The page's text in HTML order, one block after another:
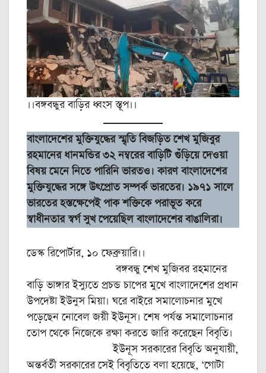
।।বঙ্গবন্ধুর বাড়ির ধ্বংস স্তূপ।।
বাংলাদেশের মুক্তিযুদ্ধের স্মৃতি বিজড়িত শেখ মুজিবুর
রহমানের ধানমন্ডির ৩২ নম্বরের বাড়িটি গুঁড়িয়ে দেওয়া
বিষয় মেনে নিতে পারিনি ভারতও। কারণ বাংলাদেশের
মুক্তিযুদ্ধের সঙ্গে উৎপ্রোত সম্পর্ক ভারতের। ১৯৭১ সালে
ভারতের হস্তক্ষেপেই পাক শক্তিকে পরাভূত করে
স্বাধীনতার স্বর্গ সুখ পেয়েছিল বাংলাদেশের বাঙালিরা।
ডেস্ক রিপোর্টার, ১০ ফেব্রুয়ারি।।
বঙ্গবন্ধু শেখ মুজিবর রহমানের
বাড়ি ভাঙ্গার ইস্যুতে প্রচন্ড চাপের মুখে বাংলাদেশের প্রধান
উপদেষ্টা ইউনুস মিয়া। ঘরে বাইরে সমালোচনার মুখে
পড়েছেন নোবেল জয়ী ইউনূস। শেষ পর্যন্ত সমালোচনার
তোপ থেকে নিজেকে রক্ষা করতে জারি করেছেন বিবৃতি।
ইউনূস সরকারের বিবৃতি অনুযায়ী,
অন্তর্বর্তী সরকারের সেই বিবৃতিতে বলা হয়েছে, ‘গোটা